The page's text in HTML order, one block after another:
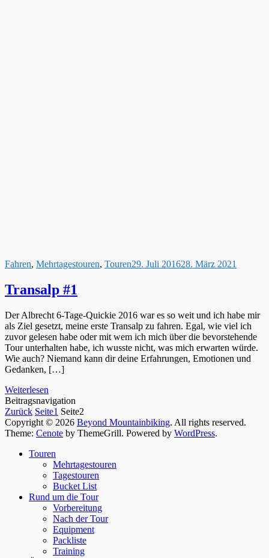
Fahren, Mehrtagestouren, Touren29. Juli 201628. März 2021
Transalp #1
Der Albrecht 6-Tage-Quickie 2016 war es so weit und ich habe mir
als Ziel gesetzt, meine erste Transalp zu fahren. Egal, wie viel ich
zuvor gelesen habe oder mit wem ich mich über die bevorstehende
Tour unterhalten habe, ich wusste nicht, was mich erwarten würde.
Wie auch? Niemand kann dir deine Erfahrungen, Emotionen und
Gedanken, […]
Weiterlesen
Beitragsnavigation
Zurück Seite1 Seite2
Copyright © 2026 Beyond Mountainbiking. All rights reserved.
Theme: Cenote by ThemeGrill. Powered by WordPress.
Touren
Mehrtagestouren
Tagestouren
Bucket List
Rund um die Tour
Vorbereitung
Nach der Tour
Equipment
Packliste
Training